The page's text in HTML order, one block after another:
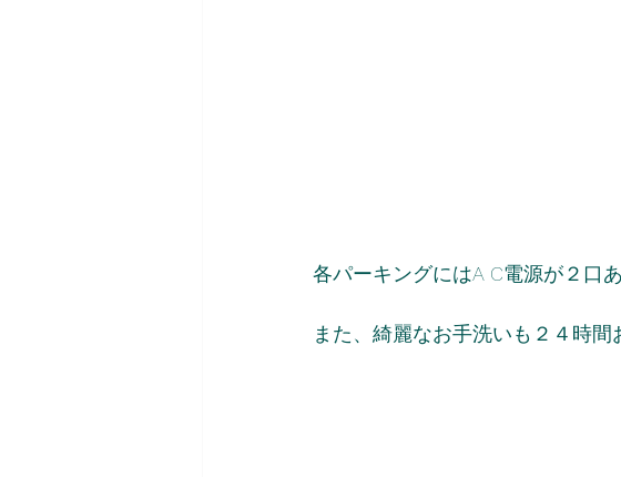
各パーキングにはA C電源が２口
また、綺麗なお手洗いも２４時間